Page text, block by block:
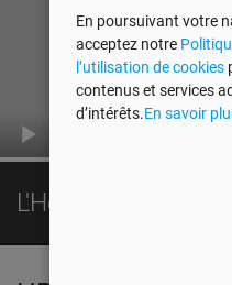
L'Heure de la
play_arrow
En poursuivant votre
acceptez notre
l’utilisation de cookies
contenus et services
d’intérêts.En savoir